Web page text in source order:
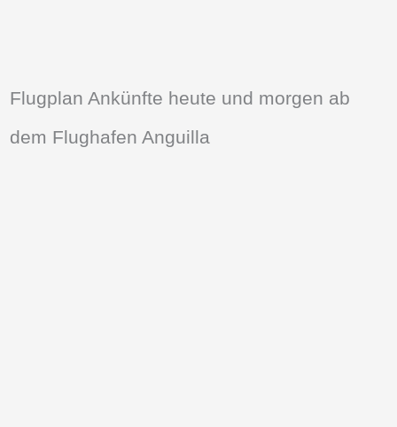
Flugplan Ankünfte heute und morgen ab
dem Flughafen Anguilla